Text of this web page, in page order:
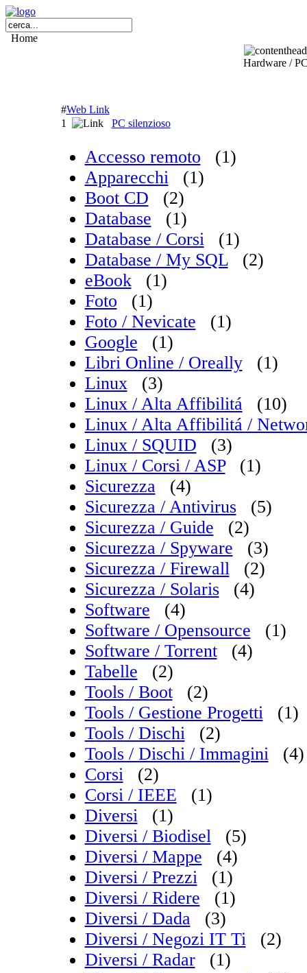
Home
Hardware /
#Web Link
1
PC silenzioso
Accesso remoto
(1)
Apparecchi
(1)
Boot CD
(2)
Database
(1)
Database / Corsi
(1)
Database / My SQL
(2)
eBook
(1)
Foto
(1)
Foto / Nevicate
(1)
Google
(1)
Libri Online / Oreally
(1)
Linux
(3)
Linux / Alta Affibilitá
(10)
Linux / Alta Affibilitá /
Linux / SQUID
(3)
Linux / Corsi / ASP
(1)
Sicurezza
(4)
Sicurezza / Antivirus
(5)
Sicurezza / Guide
(2)
Sicurezza / Spyware
(3)
Sicurezza / Firewall
(2)
Sicurezza / Solaris
(4)
Software
(4)
Software / Opensource
(1)
Software / Torrent
(4)
Tabelle
(2)
Tools / Boot
(2)
Tools / Gestione Progetti
(1)
Tools / Dischi
(2)
Tools / Dischi / Immagini
(4)
Corsi
(2)
Corsi / IEEE
(1)
Diversi
(1)
Diversi / Biodisel
(5)
Diversi / Mappe
(4)
Diversi / Prezzi
(1)
Diversi / Ridere
(1)
Diversi / Dada
(3)
Diversi / Negozi IT Ti
(2)
Diversi / Radar
(1)